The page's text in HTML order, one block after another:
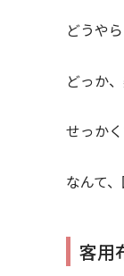
どうや
どっか
せっか
なんて
客用